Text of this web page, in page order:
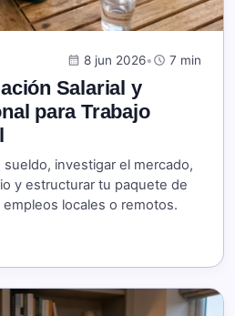
calendar_month 8 jun 2026•schedule 7 min
Salarial y
para Trabajo
investigar el mercado,
y estructurar tu paquete de
empleos locales o remotos.